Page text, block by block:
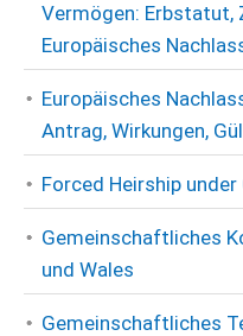
Vermögen: Erbstatut,
Europäisches
Europäisches
Antrag, Wirkungen,
Forced Heirship
Gemeinschaftliches
und Wales
Gemeinschaftliches